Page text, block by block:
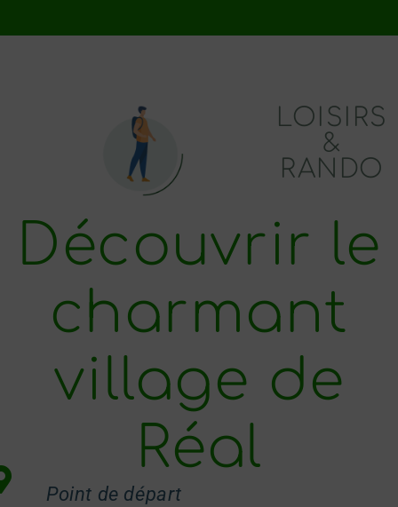
LOISIRS
&
RANDO
Découvrir le
charmant
village de
Réal
Point de départ